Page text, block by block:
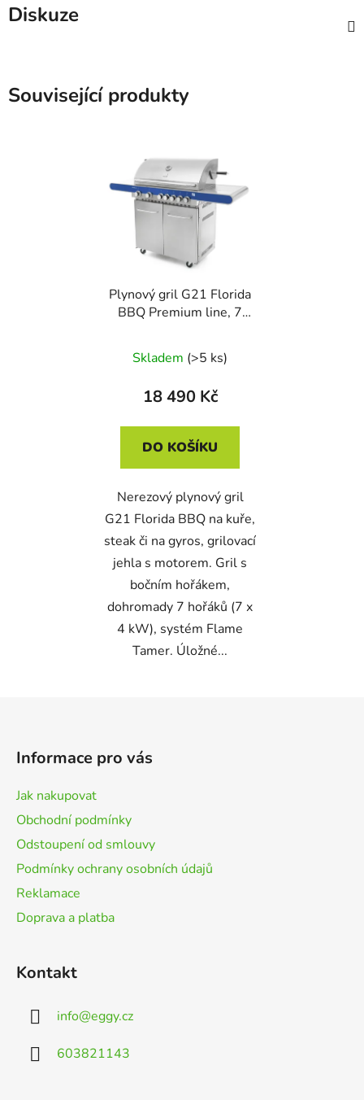
Diskuze
Související produkty
Plynový gril G21 Florida
BBQ Premium line, 7
redukční ventil
Skladem (>5 ks)
18 490 Kč
DO KOŠÍKU
Nerezový plynový gril
G21 Florida BBQ na kuře,
steak či na gyros, grilovací
jehla s motorem. Gril s
bočním hořákem,
dohromady 7 hořáků (7 x
4 kW), systém Flame
Tamer. Úložné...
Informace pro vás
Jak nakupovat
Obchodní podmínky
Odstoupení od smlouvy
Podmínky ochrany osobních údajů
Reklamace
Doprava a platba
Kontakt
info@eggy.cz
603821143